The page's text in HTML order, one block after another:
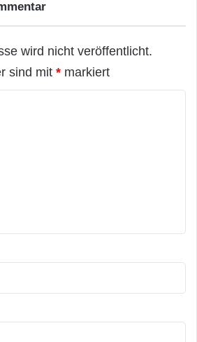
wird nicht veröffentlicht.
sind mit * markiert